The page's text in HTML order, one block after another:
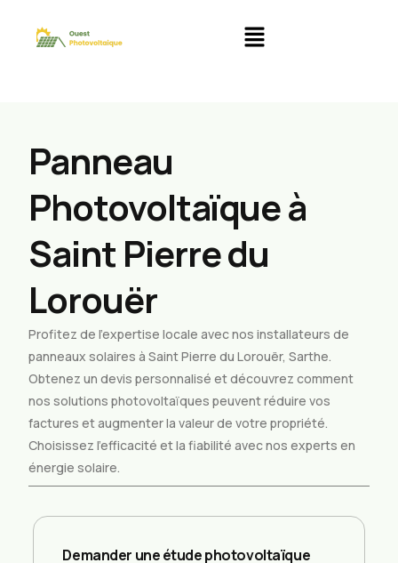
Panneau
Photovoltaïque à
Saint Pierre du
Lorouër
Profitez de l’expertise locale avec nos installateurs de
panneaux solaires à Saint Pierre du Lorouër, Sarthe.
Obtenez un devis personnalisé et découvrez comment
nos solutions photovoltaïques peuvent réduire vos
factures et augmenter la valeur de votre propriété.
Choisissez l’efficacité et la fiabilité avec nos experts en
énergie solaire.
Demander une étude photovoltaïque